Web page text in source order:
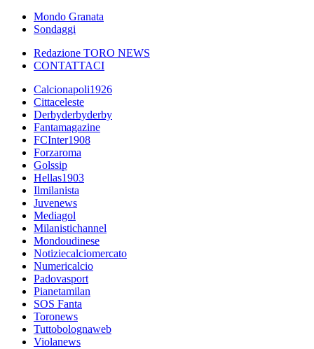
Mondo Granata
Sondaggi
Redazione TORO NEWS
CONTATTACI
Calcionapoli1926
Cittaceleste
Derbyderbyderby
Fantamagazine
FCInter1908
Forzaroma
Golssip
Hellas1903
Ilmilanista
Juvenews
Mediagol
Milanistichannel
Mondoudinese
Notiziecalciomercato
Numericalcio
Padovasport
Pianetamilan
SOS Fanta
Toronews
Tuttobolognaweb
Violanews